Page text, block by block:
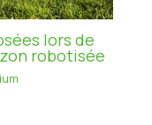
lors de
robotisée